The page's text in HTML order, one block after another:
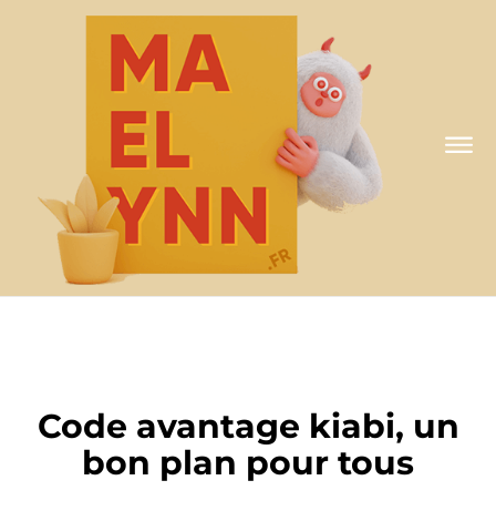
Code avantage kiabi, un
bon plan pour tous